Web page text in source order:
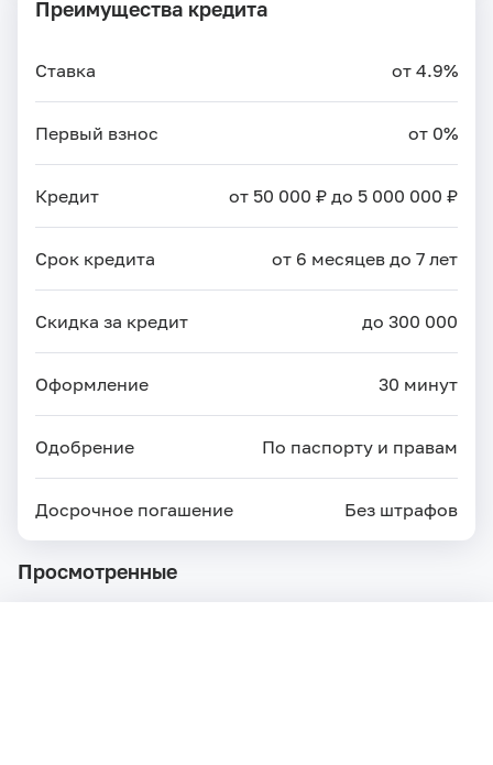
Преимущества кредита
Ставка от 4.9%
Первый взнос от 0%
Кредит от 50 000 ₽ до 5 000 000 ₽
Срок кредита от 6 месяцев до 7 лет
Скидка за кредит до 300 000
Оформление 30 минут
Одобрение По паспорту и правам
Досрочное погашение Без штрафов
Просмотренные